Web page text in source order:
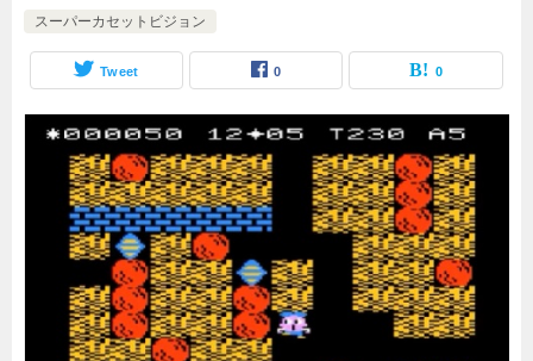
スーパーカセットビジョン
Tweet 0 0